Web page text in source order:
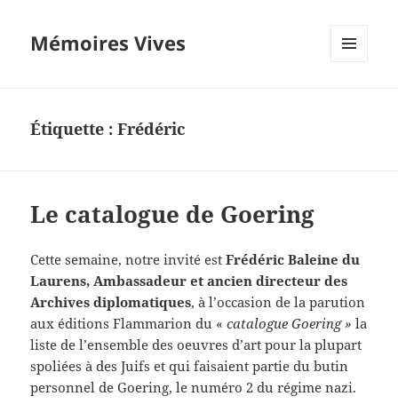
Mémoires Vives
Étiquette :Frédéric
Le catalogue de Goering
Cette semaine, notre invité estFrédéric Baleine du
Laurens, Ambassadeur et ancien directeur des
Archives diplomatiques, à l’occasion de la parution
aux éditions Flammarion du «catalogue Goering » la
liste de l’ensemble des oeuvres d’art pour la plupart
spoliées à des Juifs et qui faisaient partie du butin
personnel de Goering, le numéro 2 du régime nazi.